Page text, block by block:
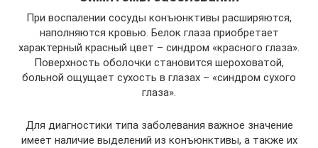
При воспалении сосуды конъюнктивы расширяются,
наполняются кровью. Белок глаза приобретает
характерный красный цвет – синдром «красного глаза».
Поверхность оболочки становится шероховатой,
больной ощущает сухость в глазах – «синдром сухого
глаза».
Для диагностики типа заболевания важное значение
имеет наличие выделений из конъюнктивы, а также их